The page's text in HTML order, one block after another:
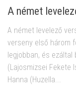
A német
A német levelező
verseny első három
legjobban, és
(Lajosmizsei Fekete
Hanna (Huzella...